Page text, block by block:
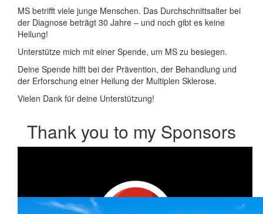
MS betrifft viele junge Menschen. Das Durchschnittsalter bei
der Diagnose beträgt 30 Jahre – und noch gibt es keine
Heilung!
Unterstütze mich mit einer Spende, um MS zu besiegen.
Deine Spende hilft bei der Prävention, der Behandlung und
der Erforschung einer Heilung der Multiplen Sklerose.
Vielen Dank für deine Unterstützung!
Thank you to my Sponsors